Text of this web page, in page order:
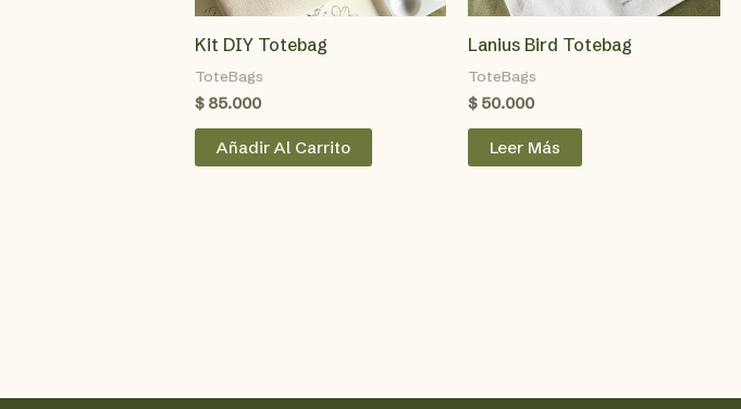
Kit DIY Totebag
ToteBags
$85.000
Añadir Al Carrito
Lanius Bird Totebag
ToteBags
$ 50.000
Leer Más